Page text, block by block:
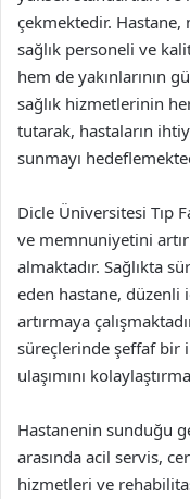
çekmektedir. Hastane,
sağlık personeli ve
hem de yakınlarının
sağlık hizmetlerinin
tutarak, hastaların
sunmayı
Dicle Üniversitesi Tıp
ve memnuniyetini
almaktadır. Sağlıkta
eden hastane, düzenli
artırmaya
süreçlerinde şeffaf bir
ulaşımını
Hastanenin sunduğu
arasında acil servis,
hizmetleri ve